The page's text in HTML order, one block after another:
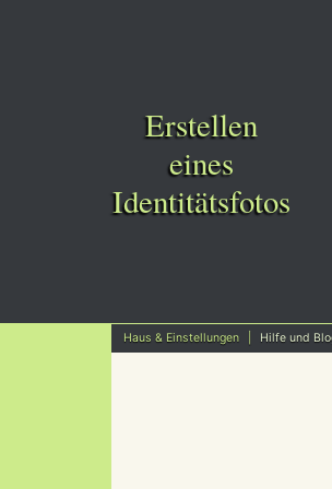
Erstellen
eines
Identitätsfotos
Haus & Einstellungen Hilfe und